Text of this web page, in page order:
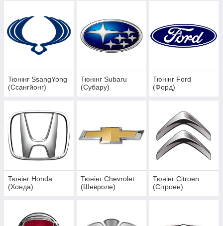
Тюнінг SsangYong
(Ссангйонг)
Тюнінг Subaru
(Субару)
Тюнінг Ford
(Форд)
Тюнінг Honda
(Хонда)
Тюнінг Chevrolet
(Шевроле)
Тюнінг Citroen
(Сітроен)